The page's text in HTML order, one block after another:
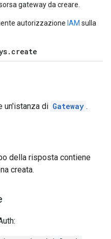
gateway da creare.
autorizzazione IAM sulla
un'istanza di Gateway .
della risposta contiene
creata.